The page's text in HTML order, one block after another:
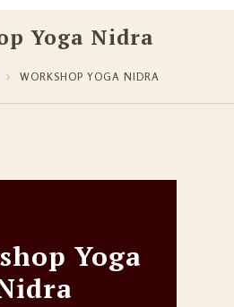
Yoga Nidra
WORKSHOP YOGA NIDRA
Yoga